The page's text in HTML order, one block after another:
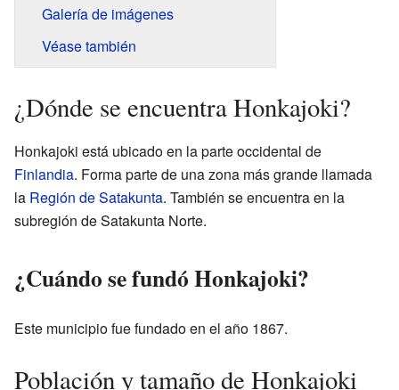
Galería de imágenes
Véase también
¿Dónde se encuentra Honkajoki?
Honkajoki está ubicado en la parte occidental de
Finlandia. Forma parte de una zona más grande llamada
la Región de Satakunta. También se encuentra en la
subregión de Satakunta Norte.
¿Cuándo se fundó Honkajoki?
Este municipio fue fundado en el año 1867.
Población y tamaño de Honkajoki